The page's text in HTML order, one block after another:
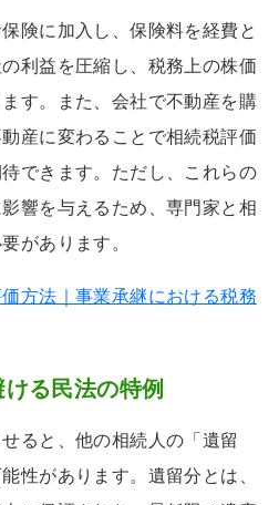
険に加入し、保険料を経費と
利益を圧縮し、税務上の株価
す。また、会社で不動産を購
産に変わることで相続税評価
できます。ただし、これらの
響を与えるため、専門家と相
があります。
方法｜事業承継における税務
る民法の特例
ると、他の相続人の「遺留
性があります。遺留分とは、